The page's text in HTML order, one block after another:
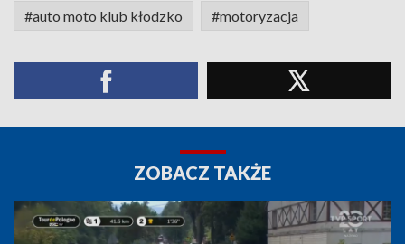
#auto moto klub kłodzko #motoryzacja
ZOBACZ TAKŻE